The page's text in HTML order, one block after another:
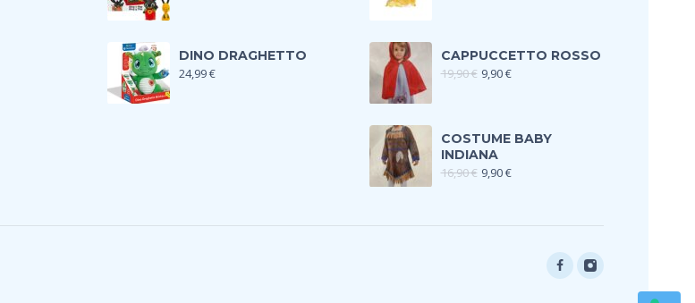
DINO DRAGHETTO
24,99€
CAPPUCCETTO ROSSO
19,90€ 9,90€
COSTUME BABY
INDIANA
16,90€ 9,90€